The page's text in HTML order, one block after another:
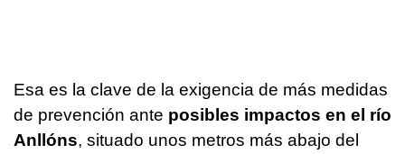
Esa es la clave de la exigencia de más medidas
de prevención ante posibles impactos en el río
Anllóns, situado unos metros más abajo del